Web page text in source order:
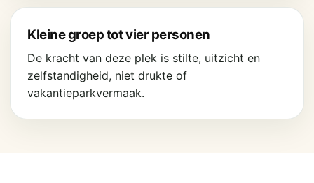
Kleine groep tot vier personen
De kracht van deze plek is stilte, uitzicht en
zelfstandigheid, niet drukte of
vakantieparkvermaak.